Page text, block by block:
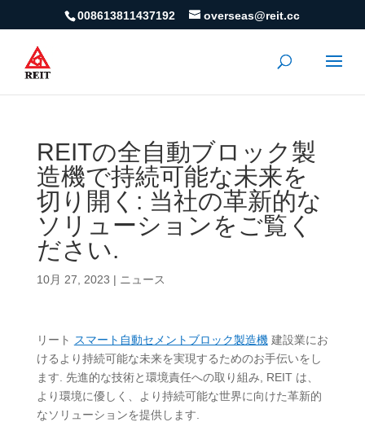
008613811437192 overseas@reit.cc
REITの全自動ブロック製
造機で持続可能な未来を
切り開く: 当社の革新的な
ソリューションをご覧く
ださい.
10月 27, 2023 | ニュース
リート スマート自動セメントブロック製造機建設業にお
けるより持続可能な未来を実現するためのお手伝いをし
ます. 先進的な技術と環境責任への取り組み, REIT は、
より環境に優しく、より持続可能な世界に向けた革新的
なソリューションを提供します.